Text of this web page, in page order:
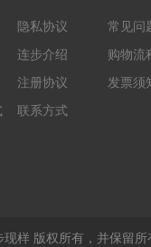
隐私协议
连步介绍
注册协议
联系方式
常见问
购物流
发票须
样 版权所有，并保留